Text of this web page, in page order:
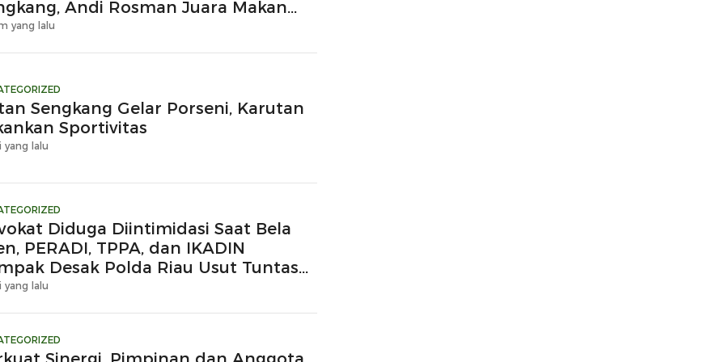
Andi Rosman Juara Makan
yang lalu
Sengkang Gelar Porseni, Karutan
Sportivitas
yang lalu
Diduga Diintimidasi Saat Bela
PERADI, TPPA, dan IKADIN
Desak Polda Riau Usut Tuntas
Premanisme
yang lalu